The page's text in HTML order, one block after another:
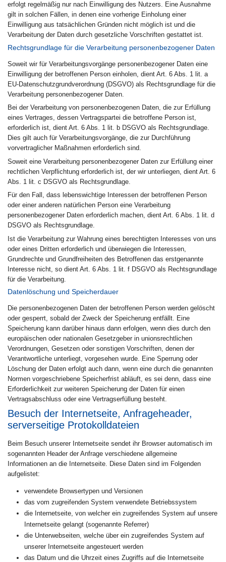
erfolgt regelmäßig nur nach Einwilligung des Nutzers. Eine Ausnahme
gilt in solchen Fällen, in denen eine vorherige Einholung einer
Einwilligung aus tatsächlichen Gründen nicht möglich ist und die
Verarbeitung der Daten durch gesetzliche Vorschriften gestattet ist.
Rechtsgrundlage für die Verarbeitung personenbezogener Daten
Soweit wir für Verarbeitungsvorgänge personenbezogener Daten eine
Einwilligung der betroffenen Person einholen, dient Art. 6 Abs. 1 lit. a
EU-Datenschutzgrundverordnung (DSGVO) als Rechtsgrundlage für die
Verarbeitung personenbezogener Daten.
Bei der Verarbeitung von personenbezogenen Daten, die zur Erfüllung
eines Vertrages, dessen Vertragspartei die betroffene Person ist,
erforderlich ist, dient Art. 6 Abs. 1 lit. b DSGVO als Rechtsgrundlage.
Dies gilt auch für Verarbeitungsvorgänge, die zur Durchführung
vorvertraglicher Maßnahmen erforderlich sind.
Soweit eine Verarbeitung personenbezogener Daten zur Erfüllung einer
rechtlichen Verpflichtung erforderlich ist, der wir unterliegen, dient Art. 6
Abs. 1 lit. c DSGVO als Rechtsgrundlage.
Für den Fall, dass lebenswichtige Interessen der betroffenen Person
oder einer anderen natürlichen Person eine Verarbeitung
personenbezogener Daten erforderlich machen, dient Art. 6 Abs. 1 lit. d
DSGVO als Rechtsgrundlage.
Ist die Verarbeitung zur Wahrung eines berechtigten Interesses von uns
oder eines Dritten erforderlich und überwiegen die Interessen,
Grundrechte und Grundfreiheiten des Betroffenen das erstgenannte
Interesse nicht, so dient Art. 6 Abs. 1 lit. f DSGVO als Rechtsgrundlage
für die Verarbeitung.
Datenlöschung und Speicherdauer
Die personenbezogenen Daten der betroffenen Person werden gelöscht
oder gesperrt, sobald der Zweck der Speicherung entfällt. Eine
Speicherung kann darüber hinaus dann erfolgen, wenn dies durch den
europäischen oder nationalen Gesetzgeber in unionsrechtlichen
Verordnungen, Gesetzen oder sonstigen Vorschriften, denen der
Verantwortliche unterliegt, vorgesehen wurde. Eine Sperrung oder
Löschung der Daten erfolgt auch dann, wenn eine durch die genannten
Normen vorgeschriebene Speicherfrist abläuft, es sei denn, dass eine
Erforderlichkeit zur weiteren Speicherung der Daten für einen
Vertragsabschluss oder eine Vertragserfüllung besteht.
Besuch der Internetseite, Anfrageheader,
serverseitige Protokolldateien
Beim Besuch unserer Internetseite sendet ihr Browser automatisch im
sogenannten Header der Anfrage verschiedene allgemeine
Informationen an die Internetseite. Diese Daten sind im Folgenden
aufgelistet:
verwendete Browsertypen und Versionen
das vom zugreifenden System verwendete Betriebssystem
die Internetseite, von welcher ein zugreifendes System auf unsere
Internetseite gelangt (sogenannte Referrer)
die Unterwebseiten, welche über ein zugreifendes System auf
unserer Internetseite angesteuert werden
das Datum und die Uhrzeit eines Zugriffs auf die Internetseite